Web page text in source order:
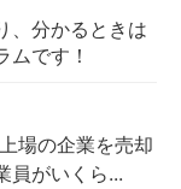
、分かるときは
です！
場の企業を売却
員がいくら...